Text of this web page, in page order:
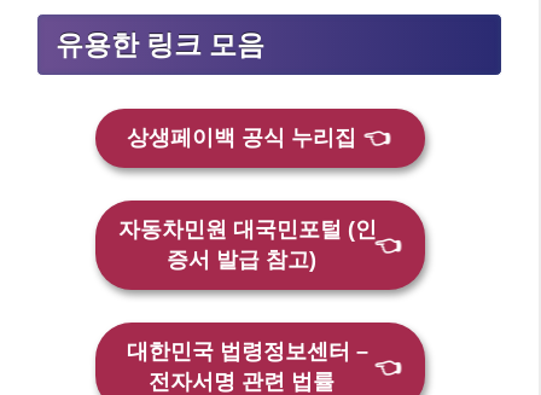
유용한 링크 모음
상생페이백 공식 누리집👈
자동차민원 대국민포털 (인
증서 발급 참고)
👈
대한민국 법령정보센터 –
전자서명 관련 법률
👈